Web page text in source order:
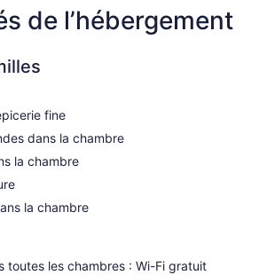
dotées de : coffre-fort et journaux
ACL de 25 po avec chaînes
micro-ondes et cafetière-théière sont
de toilette (gratuits) et séchoir à
de 25 Mb/s ou plus. Les services
: un bureau et un téléphone. Les
sont aussi compris (certaines
s'appliquer). De plus, les chambres
planche à repasser et rideaux
L'entretien ménager est assuré tous les
de l’hébergement
fine
dans la chambre
la chambre
la chambre
toutes les chambres : Wi-Fi gratuit